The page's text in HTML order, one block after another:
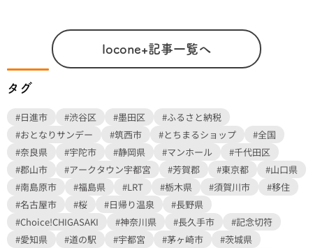
locone+記事一覧へ
タグ
#日進市 #渋谷区 #墨田区
#ふるさと納税
#おとなりサンデー
#筑西市 #とちまるショップ
#全国
#奈良県
#宇陀市 #静岡県 #マンホール
#千代田区
#郡山市
#アークタウン宇都宮 #芳賀郡 #東京都
#山口県
#南島原市
#福島県 #LRT #栃木県 #須賀川市
#移住
#名古屋市
#桜 #日帰り温泉
#長野県
#Choice!CHIGASAKI
#神奈川県 #長久手市
#記念切符
#愛知県
#道の駅 #宇都宮 #茅ヶ崎市
#茨城県